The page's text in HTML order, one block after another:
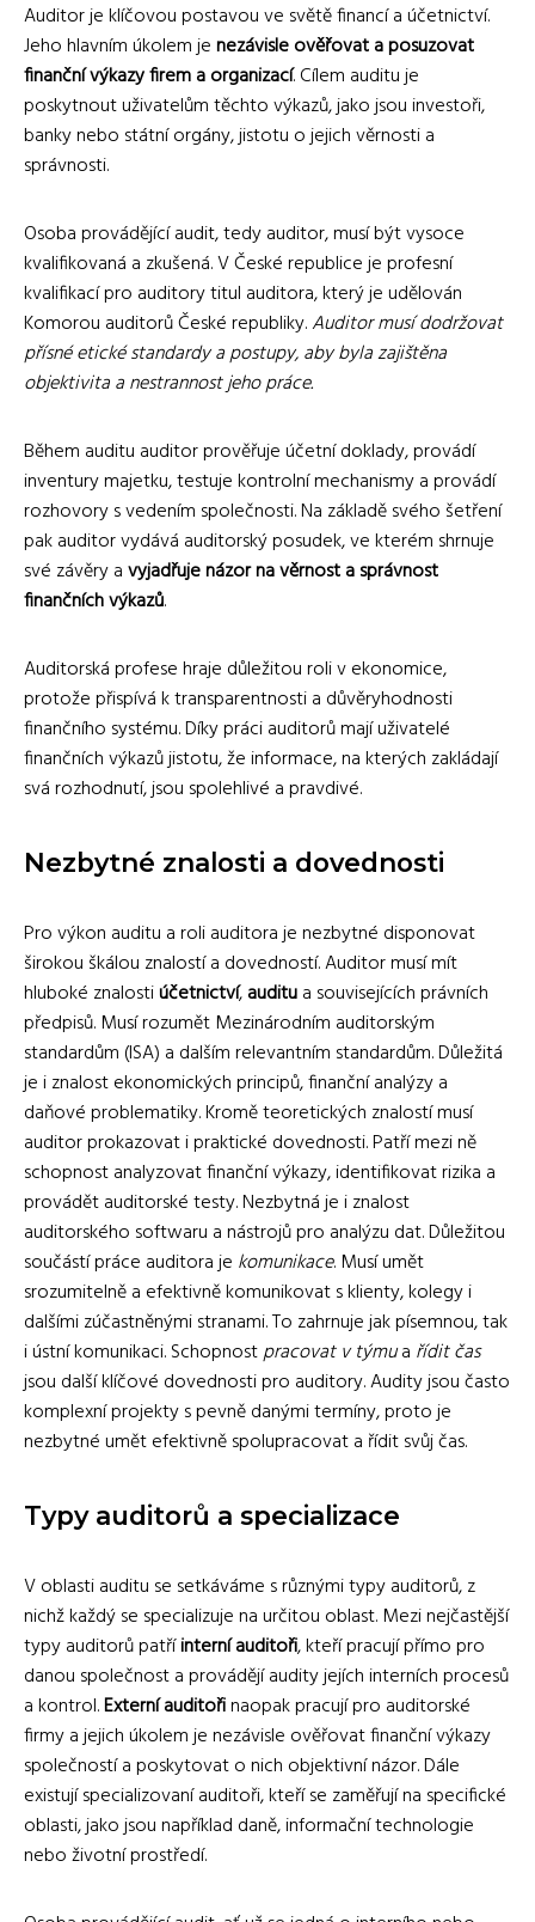
Auditor je klíčovou postavou ve světě financí a účetnictví.
Jeho hlavním úkolem jenezávisle ověřovat a posuzovat
finanční výkazy firem a organizací. Cílem auditu je
poskytnout uživatelům těchto výkazů, jako jsou investoři,
banky nebo státní orgány, jistotu o jejich věrnosti a
správnosti.
Osoba provádějící audit, tedy auditor, musí být vysoce
kvalifikovaná a zkušená. V České republice je profesní
kvalifikací pro auditory titul auditora, který je udělován
Komorou auditorů České republiky.Auditor musí dodržovat
přísné etické standardy a postupy, aby byla zajištěna
objektivita a nestrannost jeho práce.
Během auditu auditor prověřuje účetní doklady, provádí
inventury majetku, testuje kontrolní mechanismy a provádí
rozhovory s vedením společnosti. Na základě svého šetření
pak auditor vydává auditorský posudek, ve kterém shrnuje
své závěry avyjadřuje názor na věrnost a správnost
finančních výkazů.
Auditorská profese hraje důležitou roli v ekonomice,
protože přispívá k transparentnosti a důvěryhodnosti
finančního systému. Díky práci auditorů mají uživatelé
finančních výkazů jistotu, že informace, na kterých zakládají
svá rozhodnutí, jsou spolehlivé a pravdivé.
Nezbytné znalosti a dovednosti
Pro výkon auditu a roli auditora je nezbytné disponovat
širokou škálou znalostí a dovedností. Auditor musí mít
hluboké znalostiúčetnictví,auditua souvisejících právních
předpisů. Musí rozumět Mezinárodním auditorským
standardům (ISA) a dalším relevantním standardům. Důležitá
je i znalost ekonomických principů, finanční analýzy a
daňové problematiky. Kromě teoretických znalostí musí
auditor prokazovat i praktické dovednosti. Patří mezi ně
schopnost analyzovat finanční výkazy, identifikovat rizika a
provádět auditorské testy. Nezbytná je i znalost
auditorského softwaru a nástrojů pro analýzu dat. Důležitou
součástí práce auditora je komunikace. Musí umět
srozumitelně a efektivně komunikovat s klienty, kolegy i
dalšími zúčastněnými stranami. To zahrnuje jak písemnou, tak
i ústní komunikaci. Schopnostpracovat v týmua řídit čas
jsou další klíčové dovednosti pro auditory. Audity jsou často
komplexní projekty s pevně danými termíny, proto je
nezbytné umět efektivně spolupracovat a řídit svůj čas.
Typy auditorů a specializace
V oblasti auditu se setkáváme s různými typy auditorů, z
nichž každý se specializuje na určitou oblast. Mezi nejčastější
typy auditorů patříinterní auditoři, kteří pracují přímo pro
danou společnost a provádějí audity jejích interních procesů
a kontrol.Externí auditořinaopak pracují pro auditorské
firmy a jejich úkolem je nezávisle ověřovat finanční výkazy
společností a poskytovat o nich objektivní názor. Dále
existují specializovaní auditoři, kteří se zaměřují na specifické
oblasti, jako jsou například daně, informační technologie
nebo životní prostředí.